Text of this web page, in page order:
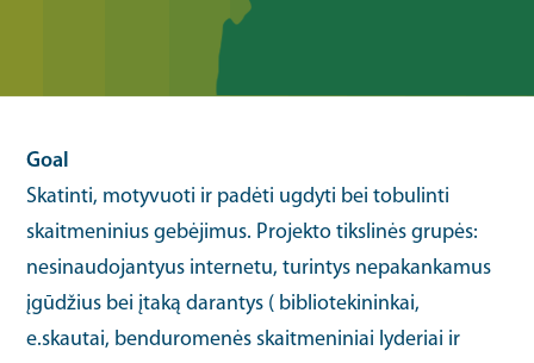
Goal
Skatinti, motyvuoti ir padėti ugdyti bei tobulinti
skaitmeninius gebėjimus. Projekto tikslinės grupės:
nesinaudojantyus internetu, turintys nepakankamus
įgūdžius bei įtaką darantys ( bibliotekininkai,
e.skautai, benduromenės skaitmeniniai lyderiai ir